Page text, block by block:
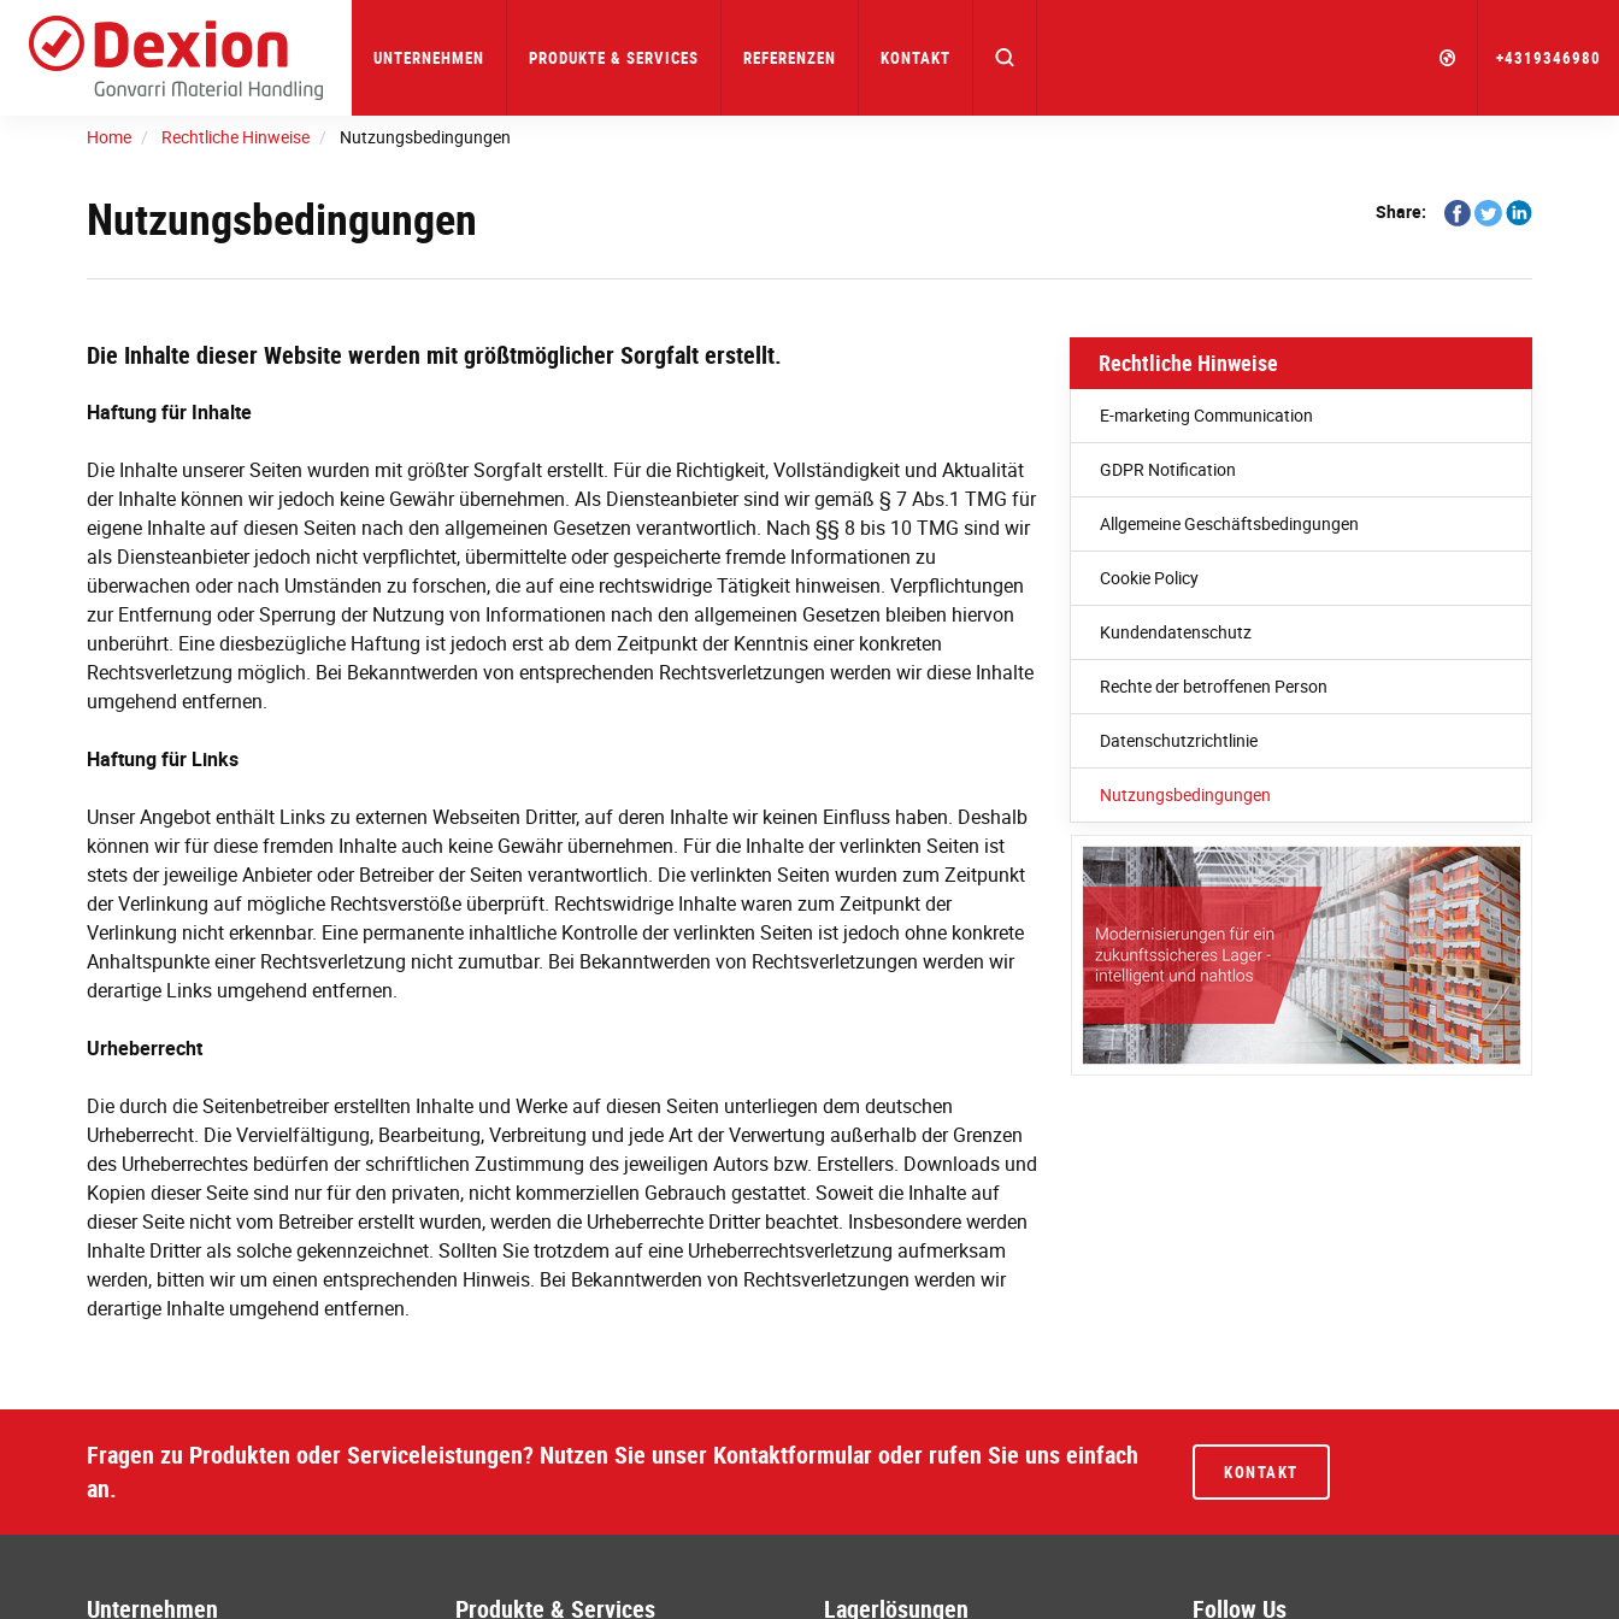
main
UNTERNEHMEN PRODUKTE & SERVICES REFERENZEN KONTAKT +4319346980
Home Rechtliche Hinweise Nutzungsbedingungen
Nutzungsbedingungen Share:
Share
on
Share
on
Share
Die Inhalte dieser Website werden mit größtmöglicher Sorgfalt erstellt.
Haftung für Inhalte
Die Inhalte unserer Seiten wurden mit größter Sorgfalt erstellt. Für die Richtigkeit, Vollständigkeit und Aktualität
der Inhalte können wir jedoch keine Gewähr übernehmen. Als Diensteanbieter sind wir gemäß § 7 Abs.1 TMG für
eigene Inhalte auf diesen Seiten nach den allgemeinen Gesetzen verantwortlich. Nach §§ 8 bis 10 TMG sind wir
als Diensteanbieter jedoch nicht verpflichtet, übermittelte oder gespeicherte fremde Informationen zu
überwachen oder nach Umständen zu forschen, die auf eine rechtswidrige Tätigkeit hinweisen. Verpflichtungen
zur Entfernung oder Sperrung der Nutzung von Informationen nach den allgemeinen Gesetzen bleiben hiervon
unberührt. Eine diesbezügliche Haftung ist jedoch erst ab dem Zeitpunkt der Kenntnis einer konkreten
Rechtsverletzung möglich. Bei Bekanntwerden von entsprechenden Rechtsverletzungen werden wir diese Inhalte
umgehend entfernen.
Haftung für Links
Unser Angebot enthält Links zu externen Webseiten Dritter, auf deren Inhalte wir keinen Einfluss haben. Deshalb
können wir für diese fremden Inhalte auch keine Gewähr übernehmen. Für die Inhalte der verlinkten Seiten ist
stets der jeweilige Anbieter oder Betreiber der Seiten verantwortlich. Die verlinkten Seiten wurden zum Zeitpunkt
der Verlinkung auf mögliche Rechtsverstöße überprüft. Rechtswidrige Inhalte waren zum Zeitpunkt der
Verlinkung nicht erkennbar. Eine permanente inhaltliche Kontrolle der verlinkten Seiten ist jedoch ohne konkrete
Anhaltspunkte einer Rechtsverletzung nicht zumutbar. Bei Bekanntwerden von Rechtsverletzungen werden wir
derartige Links umgehend entfernen.
Urheberrecht
Die durch die Seitenbetreiber erstellten Inhalte und Werke auf diesen Seiten unterliegen dem deutschen
Urheberrecht. Die Vervielfältigung, Bearbeitung, Verbreitung und jede Art der Verwertung außerhalb der Grenzen
des Urheberrechtes bedürfen der schriftlichen Zustimmung des jeweiligen Autors bzw. Erstellers. Downloads und
Kopien dieser Seite sind nur für den privaten, nicht kommerziellen Gebrauch gestattet. Soweit die Inhalte auf
dieser Seite nicht vom Betreiber erstellt wurden, werden die Urheberrechte Dritter beachtet. Insbesondere werden
Inhalte Dritter als solche gekennzeichnet. Sollten Sie trotzdem auf eine Urheberrechtsverletzung aufmerksam
werden, bitten wir um einen entsprechenden Hinweis. Bei Bekanntwerden von Rechtsverletzungen werden wir
derartige Inhalte umgehend entfernen.
Rechtliche Hinweise
E-marketing Communication
GDPR Notification
Allgemeine Geschäftsbedingungen
Cookie Policy
Kundendatenschutz
Rechte der betroffenen Person
Datenschutzrichtlinie
Nutzungsbedingungen
Fragen zu Produkten oder Serviceleistungen? Nutzen Sie unser Kontaktformular oder rufen Sie uns einfach
an.
KONTAKT
Unternehmen Produkte & Services Lagerlösungen Follow Us